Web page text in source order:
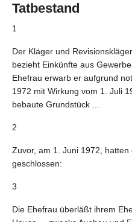
Tatbestand
1
Der Kläger und
bezieht Einkünfte aus
Ehefrau erwarb er aufgrund
1972 mit Wirkung vom 1. Juli
bebaute Grundstück ...
2
Zuvor, am 1. Juni 1972,
geschlossen:
3
Die Ehefrau überläßt ihrem